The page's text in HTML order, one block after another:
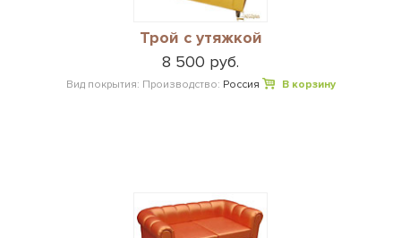
Трой с утяжкой
8 500 руб.
Вид покрытия: Производство: Россия В корзину